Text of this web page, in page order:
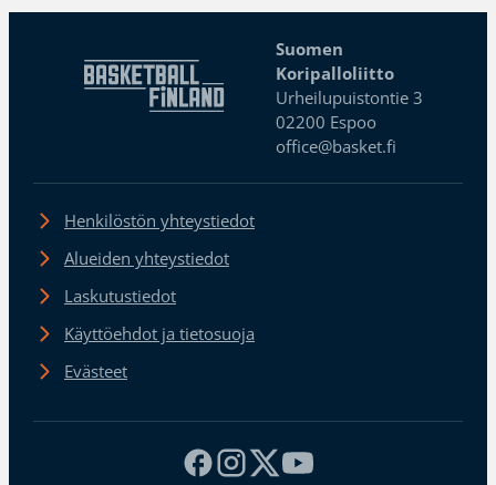
Suomen
Koripalloliitto
Urheilupuistontie 3
02200 Espoo
office@basket.fi
Henkilöstön yhteystiedot
Alueiden yhteystiedot
Laskutustiedot
Käyttöehdot ja tietosuoja
Evästeet